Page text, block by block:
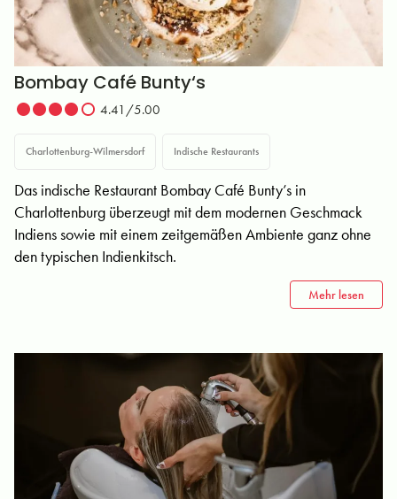
Bombay Café Bunty‘s
4.41/5.00
Charlottenburg-Wilmersdorf Indische Restaurants
Das indische Restaurant Bombay Café Bunty’s in
Charlottenburg überzeugt mit dem modernen Geschmack
Indiens sowie mit einem zeitgemäßen Ambiente ganz ohne
den typischen Indienkitsch.
Mehr lesen